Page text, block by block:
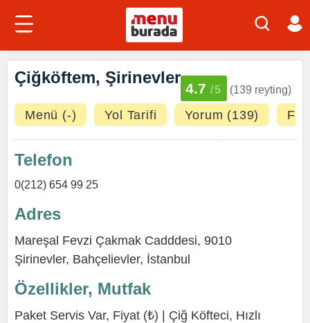
Çiğköftem, Şirinevler
4.7 /5 (139 reyting)
Menü (-) Yol Tarifi Yorum (139)
Telefon
0(212) 654 99 25
Adres
Mareşal Fevzi Çakmak Cadddesi, 9010
Şirinevler, Bahçelievler, İstanbul
Özellikler, Mutfak
Paket Servis Var, Fiyat (₺) | Çiğ Köfteci, Hızlı